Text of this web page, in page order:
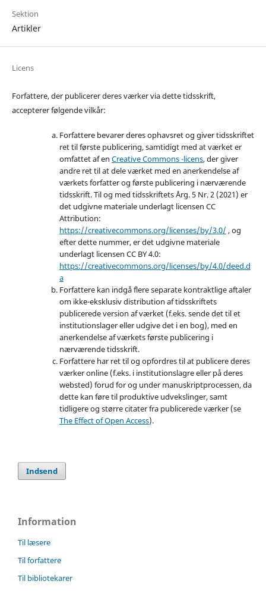
Sektion
Artikler
Licens
Forfattere, der publicerer deres værker via dette tidsskrift,
accepterer følgende vilkår:
Forfattere bevarer deres ophavsret og giver tidsskriftet
ret til første publicering, samtidigt med at værket er
omfattet af en Creative Commons -licens, der giver
andre ret til at dele værket med en anerkendelse af
værkets forfatter og første publicering i nærværende
tidsskrift. Til og med tidsskriftets Årg. 5 Nr. 2 (2021) er
det udgivne materiale underlagt licensen CC
Attribution:
https://creativecommons.org/licenses/by/3.0/ , og
efter dette nummer, er det udgivne materiale
underlagt licensen CC BY 4.0:
https://creativecommons.org/licenses/by/4.0/deed.d
a
Forfattere kan indgå flere separate kontraktlige aftaler
om ikke-eksklusiv distribution af tidsskriftets
publicerede version af værket (f.eks. sende det til et
institutionslager eller udgive det i en bog), med en
anerkendelse af værkets første publicering i
nærværende tidsskrift.
Forfattere har ret til og opfordres til at publicere deres
værker online (f.eks. i institutionslagre eller på deres
websted) forud for og under manuskriptprocessen, da
dette kan føre til produktive udvekslinger, samt
tidligere og større citater fra publicerede værker (se
The Effect of Open Access).
Indsend
Information
Til læsere
Til forfattere
Til bibliotekarer